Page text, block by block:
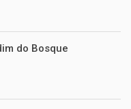
do Bosque